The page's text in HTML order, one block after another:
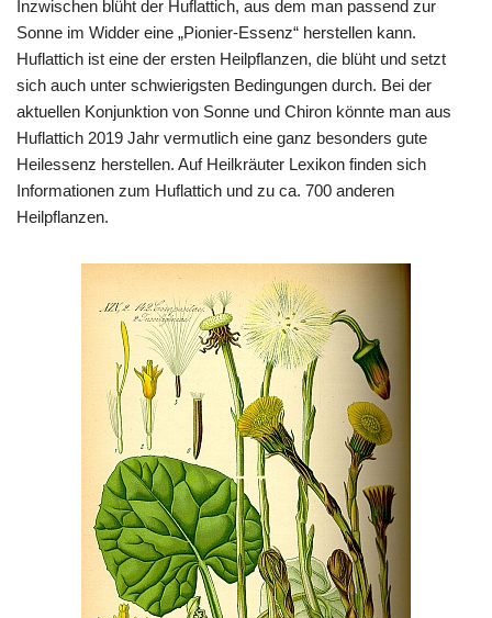
Inzwischen blüht der Huflattich, aus dem man passend zur
Sonne im Widder eine „Pionier-Essenz“ herstellen kann.
Huflattich ist eine der ersten Heilpflanzen, die blüht und setzt
sich auch unter schwierigsten Bedingungen durch. Bei der
aktuellen Konjunktion von Sonne und Chiron könnte man aus
Huflattich 2019 Jahr vermutlich eine ganz besonders gute
Heilessenz herstellen. Auf Heilkräuter Lexikon finden sich
Informationen zum Huflattich und zu ca. 700 anderen
Heilpflanzen.